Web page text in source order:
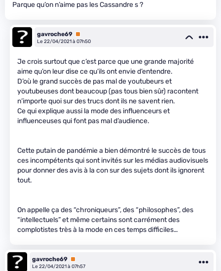
Parque qu’on n’aime pas les Cassandre s ?
gavroche69 Premium
Le 22/04/2021 à 07h50
Je crois surtout que c’est parce que une grande majorité
aime qu’on leur dise ce qu’ils ont envie d’entendre.
D’où le grand succès de pas mal de youtubeurs et
youtubeuses dont beaucoup (pas tous bien sûr) racontent
n’importe quoi sur des trucs dont ils ne savent rien.
Ce qui explique aussi la mode des influenceurs et
influenceuses qui font pas mal d’audience.
Cette putain de pandémie a bien démontré le succès de tous
ces incompétents qui sont invités sur les médias audiovisuels
pour donner des avis à la con sur des sujets dont ils ignorent
tout.
On appelle ça des “chroniqueurs”, des “philosophes”, des
“intellectuels” et même certains sont carrément des
complotistes très à la mode en ces temps difficiles…
gavroche69 Premium
Le 22/04/2021 à 07h57